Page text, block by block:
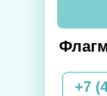
+7